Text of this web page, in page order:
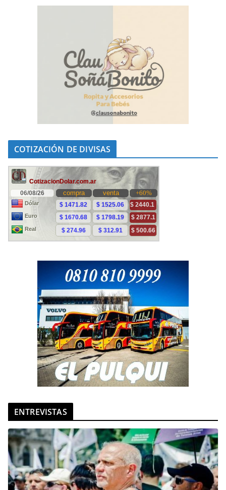
COTIZACIÓN DE DIVISAS
ENTREVISTAS